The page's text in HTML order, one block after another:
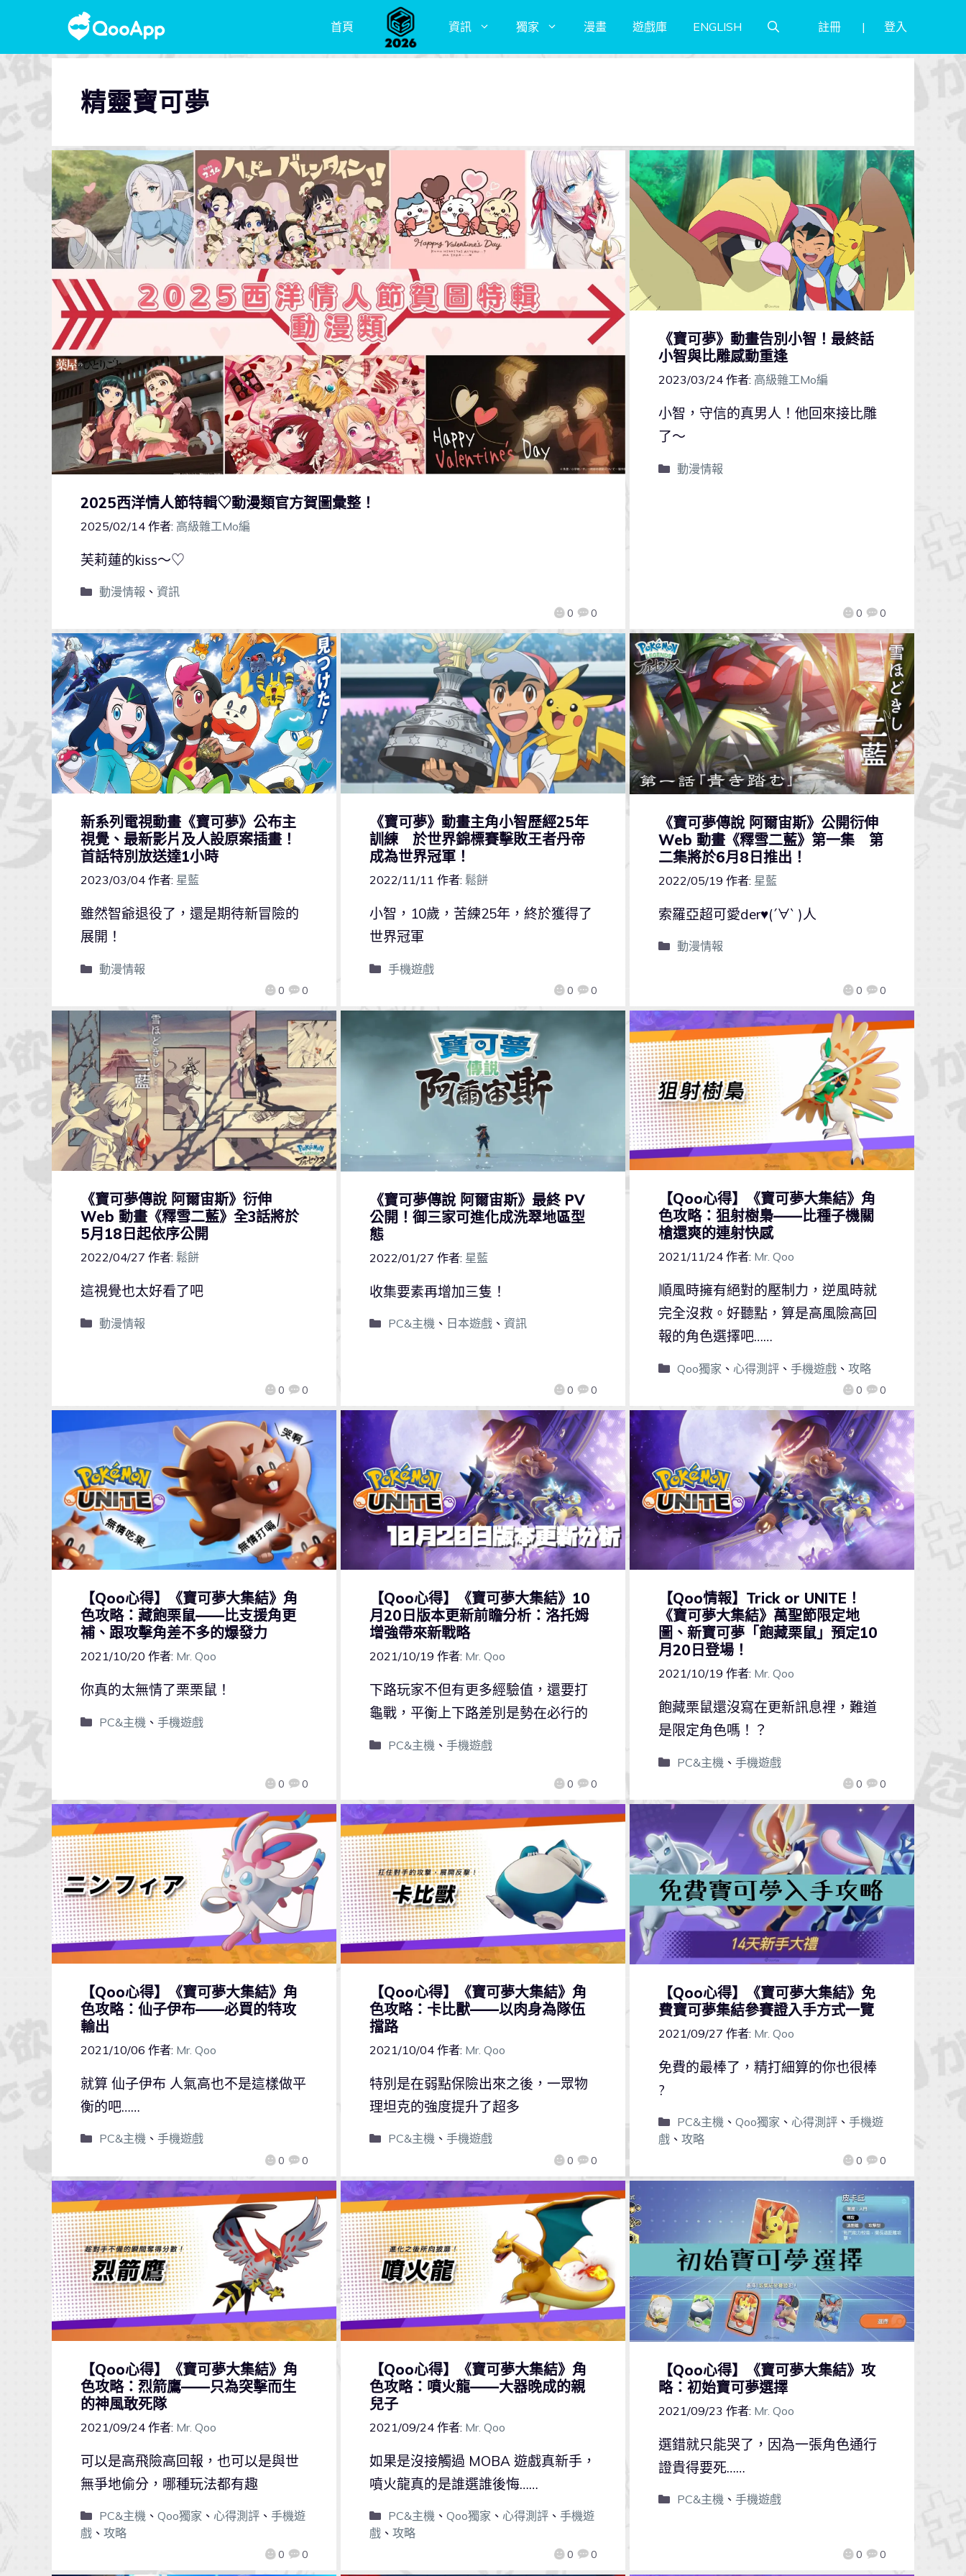
首頁 資訊 獨家 漫畫 遊戲庫 ENGLISH 註冊 登入
精靈寶可夢
2025西洋情人節特輯♡動漫類官方賀圖彙整！
2025/02/14 作者: 高級雜工Mo編
0 0
芙莉蓮的kiss～♡
動漫情報 、 資訊
《寶可夢》動畫告別小智！最終話
小智與比雕感動重逢
2023/03/24 作者: 高級雜工Mo編
0 0
小智，守信的真男人！他回來接比雕
了～
動漫情報
新系列電視動畫《寶可夢》公布主
視覺、最新影片及人設原案插畫！
首話特別放送達1小時
2023/03/04 作者: 星藍
0 0
雖然智爺退役了，還是期待新冒險的
展開！
動漫情報
《寶可夢》動畫主角小智歷經25年
訓練 於世界錦標賽擊敗王者丹帝
成為世界冠軍！
2022/11/11 作者: 鬆餅
0 0
小智，10歲，苦練25年，終於獲得了
世界冠軍
手機遊戲
《寶可夢傳說 阿爾宙斯》公開衍伸
Web 動畫《釋雪二藍》第一集 第
二集將於6月8日推出！
2022/05/19 作者: 星藍
0 0
索羅亞超可愛der♥(´∀` )人
動漫情報
《寶可夢傳說 阿爾宙斯》衍伸
Web 動畫《釋雪二藍》全3話將於
5月18日起依序公開
2022/04/27 作者: 鬆餅
0 0
這視覺也太好看了吧
動漫情報
《寶可夢傳說 阿爾宙斯》最終 PV
公開！御三家可進化成洗翠地區型
態
2022/01/27 作者: 星藍
0 0
收集要素再增加三隻！
PC&主機 、 日本遊戲、 資訊
【Qoo心得】《寶可夢大集結》角
色攻略：狙射樹梟——比種子機關
槍還爽的連射快感
2021/11/24 作者: Mr. Qoo
0 0
順風時擁有絕對的壓制力，逆風時就
完全沒救。好聽點，算是高風險高回
報的角色選擇吧……
Qoo獨家 、 心得測評、 手機遊戲、 攻略
【Qoo心得】《寶可夢大集結》角
色攻略：藏飽栗鼠——比支援角更
補、跟攻擊角差不多的爆發力
2021/10/20 作者: Mr. Qoo
0 0
你真的太無情了栗栗鼠！
PC&主機 、 手機遊戲
【Qoo心得】《寶可夢大集結》10
月20日版本更新前瞻分析：洛托姆
增強帶來新戰略
2021/10/19 作者: Mr. Qoo
0 0
下路玩家不但有更多經驗值，還要打
龜戰，平衡上下路差別是勢在必行的
PC&主機 、 手機遊戲
【Qoo情報】Trick or UNITE！
《寶可夢大集結》萬聖節限定地
圖、新寶可夢「飽藏栗鼠」預定10
月20日登場！
2021/10/19 作者: Mr. Qoo
0 0
飽藏栗鼠還沒寫在更新訊息裡，難道
是限定角色嗎！？
PC&主機 、 手機遊戲
【Qoo心得】《寶可夢大集結》角
色攻略：仙子伊布——必買的特攻
輸出
2021/10/06 作者: Mr. Qoo
0 0
就算 仙子伊布 人氣高也不是這樣做平
衡的吧……
PC&主機、 手機遊戲
【Qoo心得】《寶可夢大集結》角
色攻略：卡比獸——以肉身為隊伍
擋路
2021/10/04 作者: Mr. Qoo
0 0
特別是在弱點保險出來之後，一眾物
理坦克的強度提升了超多
PC&主機、 手機遊戲
【Qoo心得】《寶可夢大集結》免
費寶可夢集結參賽證入手方式一覽
2021/09/27 作者: Mr. Qoo
0 0
免費的最棒了，精打細算的你也很棒
?
PC&主機、 Qoo獨家 、 心得測評、 手機遊
戲、 攻略
【Qoo心得】《寶可夢大集結》角
色攻略：烈箭鷹——只為突擊而生
的神風敢死隊
2021/09/24 作者: Mr. Qoo
0 0
可以是高飛險高回報，也可以是與世
無爭地偷分，哪種玩法都有趣
PC&主機、 Qoo獨家 、 心得測評、 手機遊
戲 、 攻略
【Qoo心得】《寶可夢大集結》角
色攻略：噴火龍——大器晚成的親
兒子
2021/09/24 作者: Mr. Qoo
0 0
如果是沒接觸過 MOBA 遊戲真新手，
噴火龍真的是誰選誰後悔……
PC&主機、 Qoo獨家 、 心得測評、 手機遊
戲、 攻略
【Qoo心得】《寶可夢大集結》攻
略：初始寶可夢選擇
2021/09/23 作者: Mr. Qoo
0 0
選錯就只能哭了，因為一張角色通行
證貴得要死……
PC&主機、 手機遊戲